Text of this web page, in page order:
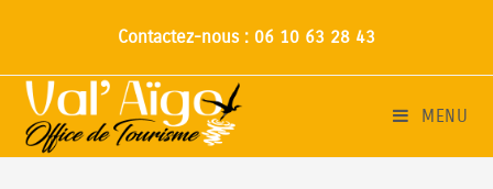
Contactez-nous : 06 10 63 28 43
MENU